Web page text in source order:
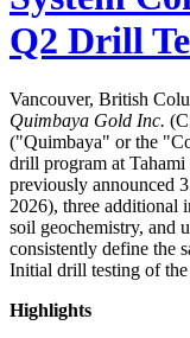
Q2 Drill
Vancouver, British
Quimbaya Gold Inc.
("Quimbaya" or the
drill program at
previously announced
2026), three additional
soil geochemistry, and
consistently define the
Initial drill testing of
Highlights